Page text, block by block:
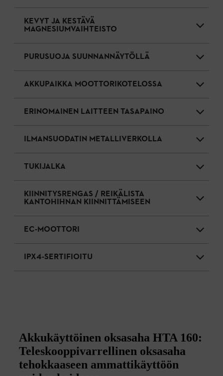
KEVYT JA KESTÄVÄ
MAGNESIUMVAIHTEISTO
PURUSUOJA SUUNNANNÄYTÖLLÄ
AKKUPAIKKA MOOTTORIKOTELOSSA
ERINOMAINEN LAITTEEN TASAPAINO
ILMANSUODATIN METALLIVERKOLLA
TUKIJALKA
KIINNITYSRENGAS / REIKÄLISTA
KANTOHIHNAN KIINNITTÄMISEEN
EC-MOOTTORI
IPX4-SERTIFIOITU
Akkukäyttöinen oksasaha HTA 160:
Teleskooppivarrellinen oksasaha
tehokkaaseen ammattikäyttöön